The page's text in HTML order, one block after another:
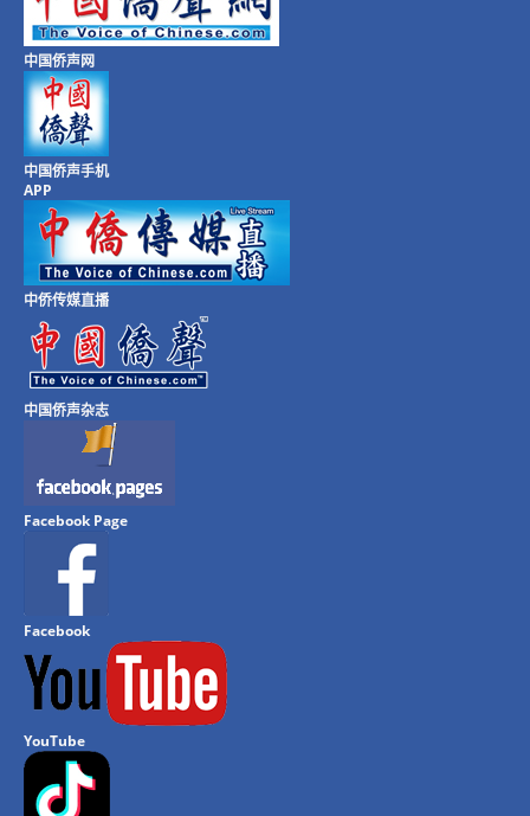
中国侨声网
中国侨声手机
APP
中侨传媒直播
中国侨声杂志
Facebook Page
Facebook
YouTube